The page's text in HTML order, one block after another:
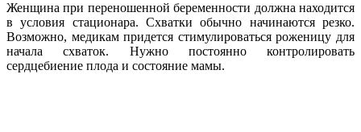
Женщина при переношенной беременности должна находится
в условия стационара. Схватки обычно начинаются резко.
Возможно, медикам придется стимулироваться роженицу для
начала схваток. Нужно постоянно контролировать
сердцебиение плода и состояние мамы.